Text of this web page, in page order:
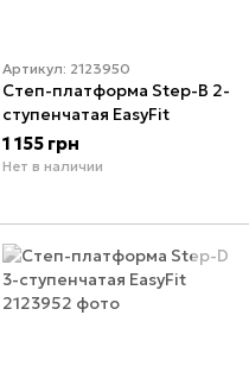
Артикул: 2123950
Степ-платформа Step-B 2-
ступенчатая EasyFit
1 155 грн
Нет в наличии